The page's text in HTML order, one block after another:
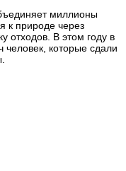
миллионы
к природе через
отходов. В этом году в
человек, которые сдали